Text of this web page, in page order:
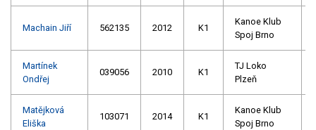
Machain Jiří 562135 2012 K1
Kanoe Klub
Spoj Brno
Martínek
Ondřej
039056 2010 K1
TJ Loko
Plzeň
Matějková
Eliška
103071 2014 K1
Kanoe Klub
Spoj Brno